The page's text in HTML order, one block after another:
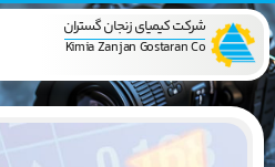
شرکت کیمیای زنجان گستران
Kimia Zanjan Gostaran Co